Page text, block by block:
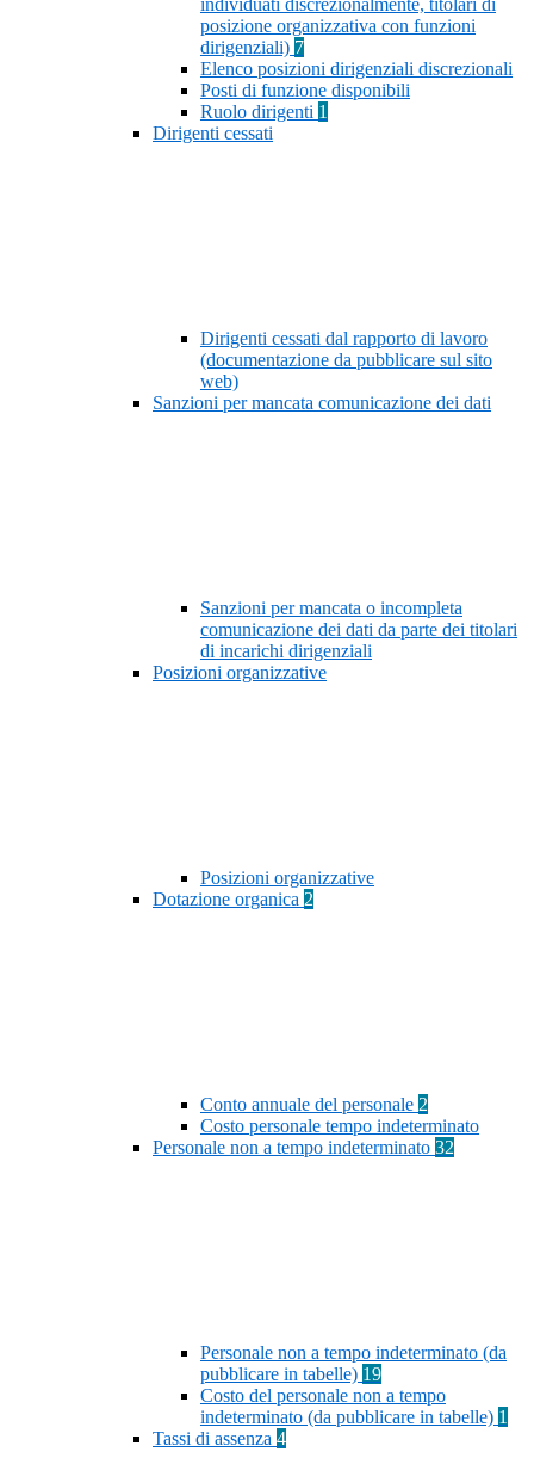
individuati discrezionalmente, titolari di
posizione organizzativa con funzioni
dirigenziali) 7
Elenco posizioni dirigenziali discrezionali
Posti di funzione disponibili
Ruolo dirigenti 1
Dirigenti cessati
Dirigenti cessati dal rapporto di lavoro
(documentazione da pubblicare sul sito
web)
Sanzioni per mancata comunicazione dei dati
Sanzioni per mancata o incompleta
comunicazione dei dati da parte dei titolari
di incarichi dirigenziali
Posizioni organizzative
Posizioni organizzative
Dotazione organica 2
Conto annuale del personale 2
Costo personale tempo indeterminato
Personale non a tempo indeterminato 32
Personale non a tempo indeterminato (da
pubblicare in tabelle) 19
Costo del personale non a tempo
indeterminato (da pubblicare in tabelle) 1
Tassi di assenza 4